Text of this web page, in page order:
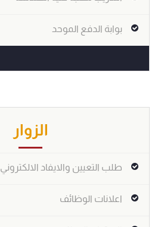
بوابة الدفع الموحد
الزوار
طلب التعيين والايفاد الالكتروني
اعلانات الوظائف